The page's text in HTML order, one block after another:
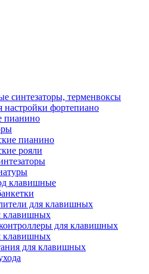
синтезаторы, терменвоксы
настройки фортепиано
пианино
пианино
рояли
клавишные
для клавишных
клавишных
для клавишных
клавишных
для клавишных